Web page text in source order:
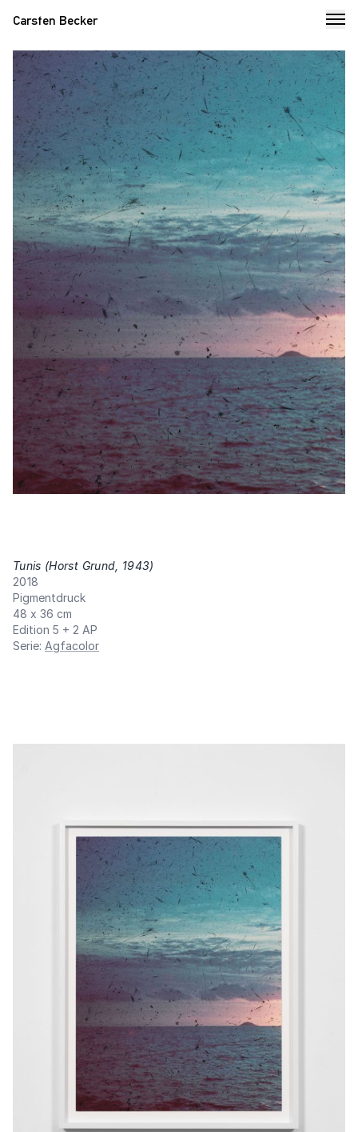
Carsten Becker
Tunis (Horst Grund, 1943)
2018
Pigmentdruck
48 x 36 cm
Edition 5 + 2 AP
Serie: Agfacolor